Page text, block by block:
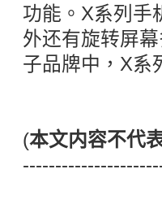
功能。X系列手
外还有旋转屏
子品牌中，X系
(本文内容不代